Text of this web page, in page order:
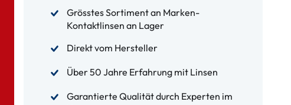
Grösstes Sortiment an Marken-
Kontaktlinsen an Lager
Direkt vom Hersteller
Über 50 Jahre Erfahrung mit Linsen
Garantierte Qualität durch Experten im